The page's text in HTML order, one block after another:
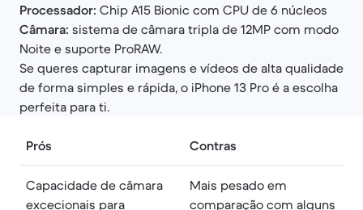
Processador: Chip A15 Bionic com CPU de 6 núcleos
Câmara: sistema de câmara tripla de 12MP com modo
Noite e suporte ProRAW.
Se queres capturar imagens e vídeos de alta qualidade
de forma simples e rápida, o iPhone 13 Pro é a escolha
perfeita para ti.
Prós Contras
Capacidade de câmara
excecionais para
Mais pesado em
comparação com alguns